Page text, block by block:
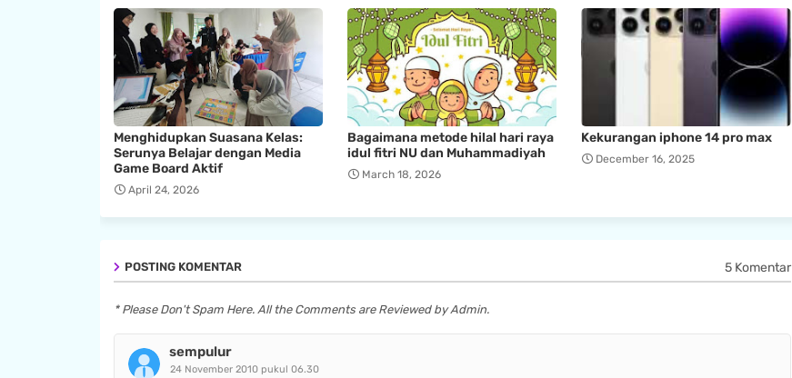
Menghidupkan Suasana Kelas:
Serunya Belajar dengan Media
Game Board Aktif
April 24, 2026
Bagaimana metode hilal hari raya
idul fitri NU dan Muhammadiyah
March 18, 2026
Kekurangan iphone 14 pro max
December 16, 2025
POSTING KOMENTAR 5 Komentar
* Please Don't Spam Here. All the Comments are Reviewed by Admin.
sempulur
24 November 2010 pukul 06.30